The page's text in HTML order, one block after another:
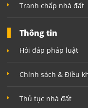
Tranh chấp nhà đất
Thông tin
Hỏi đáp pháp luật
Chính sách & Điều
Thủ tục nhà đất